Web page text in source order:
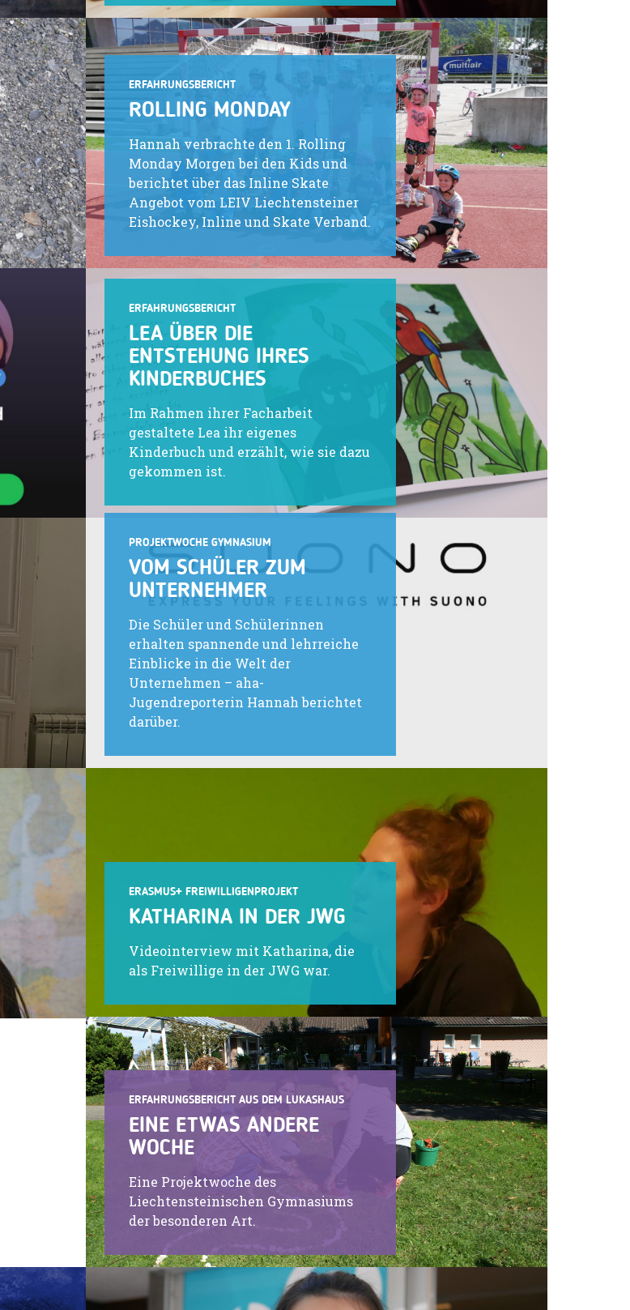
ERFAHRUNGSBERICHT
ROLLING MONDAY
Hannah verbrachte den 1. Rolling
Monday Morgen bei den Kids und
berichtet über das Inline Skate
Angebot vom LEIV Liechtensteiner
Eishockey, Inline und Skate Verband.
ERFAHRUNGSBERICHT
LEA ÜBER DIE
ENTSTEHUNG IHRES
KINDERBUCHES
Im Rahmen ihrer Facharbeit
gestaltete Lea ihr eigenes
Kinderbuch und erzählt, wie sie dazu
gekommen ist.
PROJEKTWOCHE GYMNASIUM
VOM SCHÜLER ZUM
UNTERNEHMER
Die Schüler und Schülerinnen
erhalten spannende und lehrreiche
Einblicke in die Welt der
Unternehmen – aha-
Jugendreporterin Hannah berichtet
darüber.
ERASMUS+ FREIWILLIGENPROJEKT
KATHARINA IN DER JWG
Videointerview mit Katharina, die
als Freiwillige in der JWG war.
ERFAHRUNGSBERICHT AUS DEM LUKASHAUS
EINE ETWAS ANDERE
WOCHE
Eine Projektwoche des
Liechtensteinischen Gymnasiums
der besonderen Art.